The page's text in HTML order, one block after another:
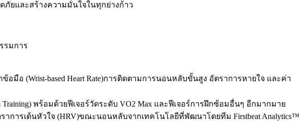
ภัยและสร้างความมั่นใจในทุกย่างก้าว
รมการ
อ (Wrist-based Heart Rate)การติดตามการนอนหลับขั้นสูง อัตราการหายใจ และค่า
พร้อมด้วยฟีเจอร์วัดระดับ VO2 Max และฟีเจอร์การฝึกซ้อมอื่นๆ อีกมากมาย
ารเต้นหัวใจ (HRV)ขณะนอนหลับจากเทคโนโลยีที่พัฒนาโดยทีม Firstbeat Analytics™